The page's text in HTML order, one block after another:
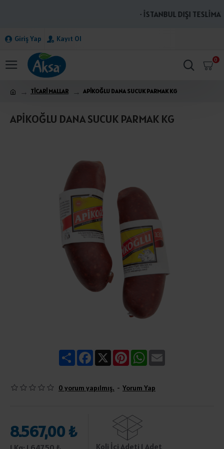
· İSTANBUL DIŞI
Giriş Yap Kayıt Ol
0
TİCARİ MALLAR APİKOĞLU DANA SUCUK PARMAK KG
APİKOĞLU DANA SUCUK PARMAK KG
ShareFacebook
X PinterestWhatsApp
0 yorum yapılmış. - Yorum Yap
8.567,00 ₺
Koli İçi Adeti 1 Adet